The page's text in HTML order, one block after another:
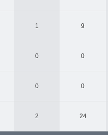
1 9
0 0
0 0
2 24